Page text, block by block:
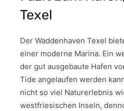
Texel
Der Waddenhaven Texel
einer moderne Marina. Ein
der gut ausgebaute Hafen
Tide angelaufen werden
nicht so viel Naturerlebnis
westfriesischen Inseln,